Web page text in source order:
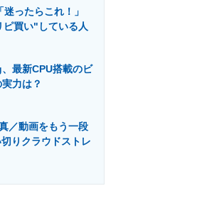
ノロジーの最前線
迷ったらこれ！」
買い"している人
最新CPU搭載のビ
力は？
／動画をもう一段
りクラウドストレ